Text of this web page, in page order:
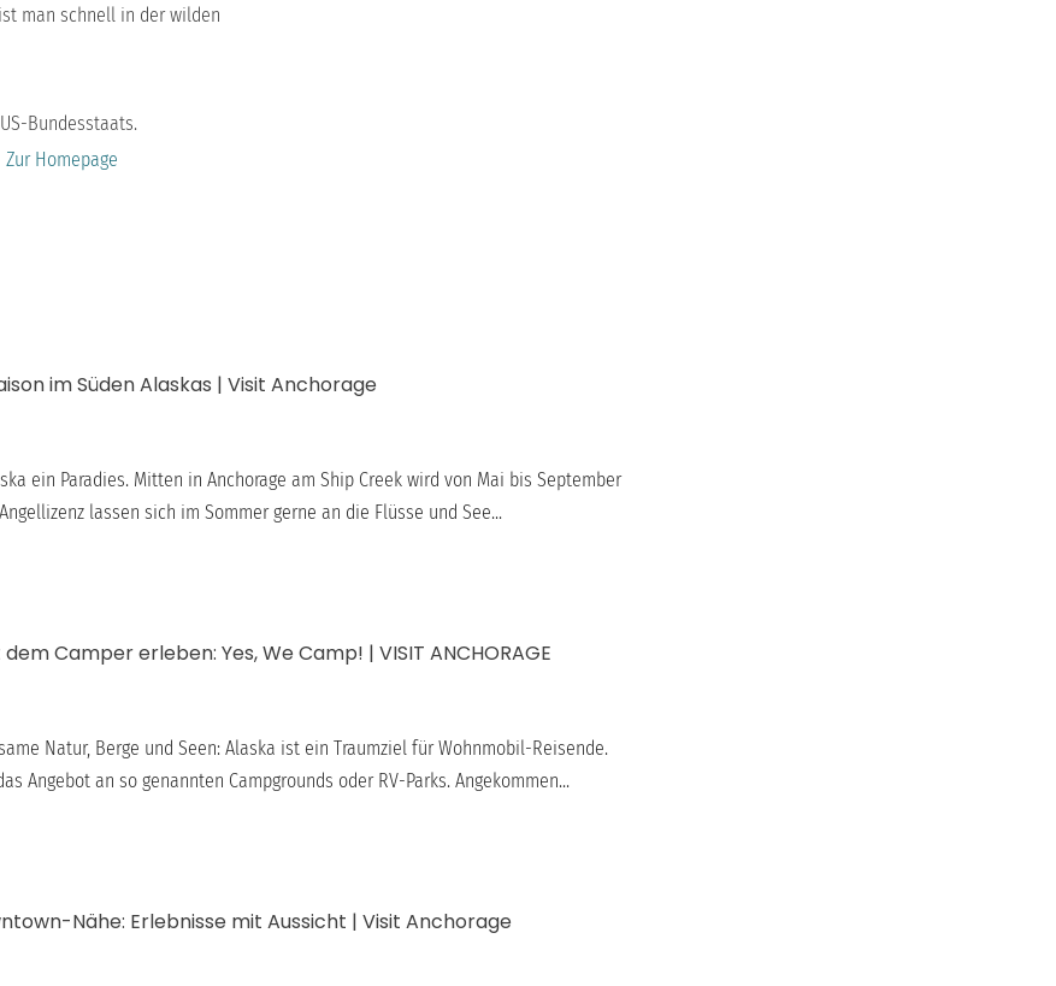
man schnell in der wilden
Bundesstaats.
Zur Homepage
im Süden Alaskas | Visit Anchorage
ein Paradies. Mitten in Anchorage am Ship Creek wird von Mai bis September
lassen sich im Sommer gerne an die Flüsse und See...
Camper erleben: Yes, We Camp! | VISIT ANCHORAGE
Natur, Berge und Seen: Alaska ist ein Traumziel für Wohnmobil-Reisende.
Angebot an so genannten Campgrounds oder RV-Parks. Angekommen...
Nähe: Erlebnisse mit Aussicht | Visit Anchorage